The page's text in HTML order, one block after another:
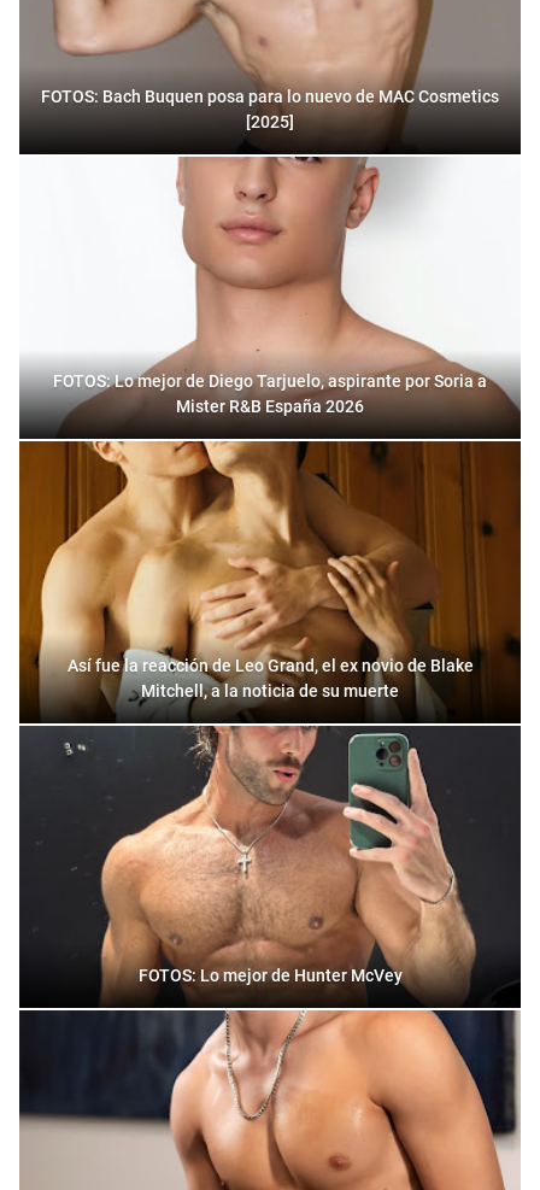
FOTOS: Bach Buquen posa para lo nuevo de MAC Cosmetics
[2025]
FOTOS: Lo mejor de Diego Tarjuelo, aspirante por Soria a
Mister R&B España 2026
Así fue la reacción de Leo Grand, el ex novio de Blake
Mitchell, a la noticia de su muerte
FOTOS: Lo mejor de Hunter McVey